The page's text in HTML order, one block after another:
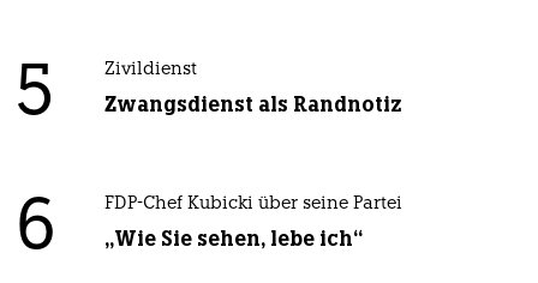
5 Zivildienst
Zwangsdienst als Randnotiz
6 FDP-Chef Kubicki über seine Partei
„Wie Sie sehen, lebe ich“